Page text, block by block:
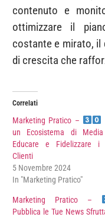
contenuto e
ottimizzare il
costante e mirato, il
di crescita che
Correlati
Marketing Pratico –
un Ecosistema di
Educare e Fidelizzare i
Clienti
5 Novembre 2024
In "Marketing Pratico"
Marketing Pratico –
Pubblica le Tue News